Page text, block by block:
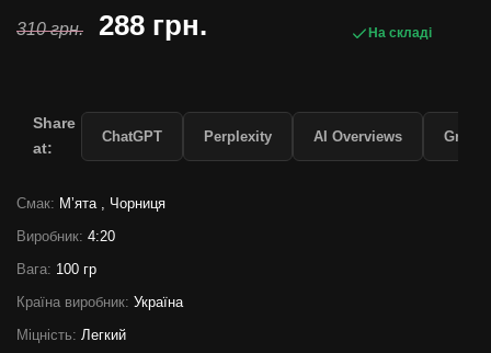
На складі
310 грн. 288 грн.
Смак: Мʼята , Чорниця
Виробник: 4:20
Вага: 100 гр
Країна виробник: Україна
Міцність: Легкий
Share
at:
ChatGPT Perplexity AI Overviews Grok